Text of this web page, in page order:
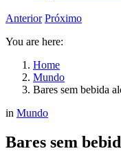
Anterior Próximo
You are here:
Home
Mundo
Bares sem bebida
in Mundo
Bares sem